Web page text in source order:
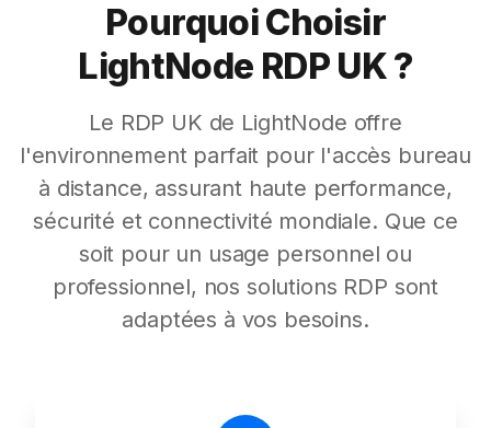
Pourquoi Choisir
LightNode RDP UK ?
Le RDP UK de LightNode offre
l'environnement parfait pour l'accès bureau
à distance, assurant haute performance,
sécurité et connectivité mondiale. Que ce
soit pour un usage personnel ou
professionnel, nos solutions RDP sont
adaptées à vos besoins.